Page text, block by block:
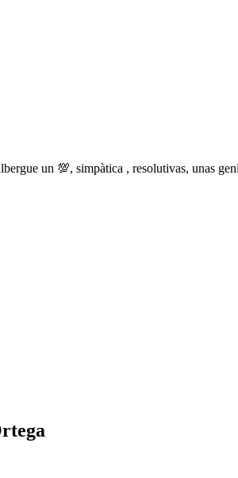
un 💯, simpàtica , resolutivas, unas